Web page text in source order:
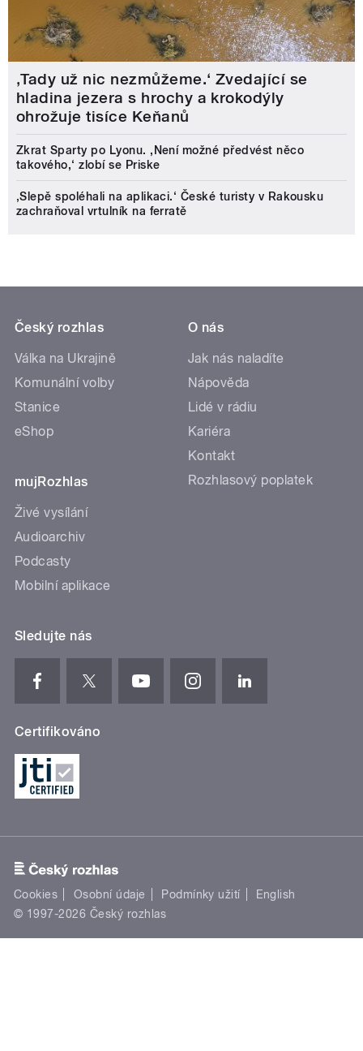
‚Tady už nic nezmůžeme.‘ Zvedající se
hladina jezera s hrochy a krokodýly
ohrožuje tisíce Keňanů
Zkrat Sparty po Lyonu. ,Není možné předvést něco
takového,‘ zlobí se Priske
‚Slepě spoléhali na aplikaci.‘ České turisty v Rakousku
zachraňoval vrtulník na ferratě
Český rozhlas
Válka na Ukrajině
Komunální volby
Stanice
eShop
mujRozhlas
Živé vysílání
Audioarchiv
Podcasty
Mobilní aplikace
O nás
Jak nás naladíte
Nápověda
Lidé v rádiu
Kariéra
Kontakt
Rozhlasový poplatek
Sledujte nás
Certifikováno
Cookies Osobní údaje Podmínky užití
English
© 1997-2026 Český rozhlas